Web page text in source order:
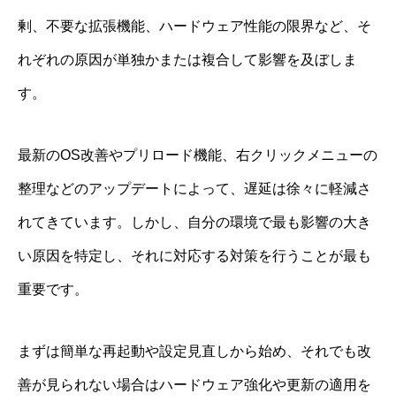
剰、不要な拡張機能、ハードウェア性能の限界など、そ
れぞれの原因が単独かまたは複合して影響を及ぼしま
す。
最新のOS改善やプリロード機能、右クリックメニューの
整理などのアップデートによって、遅延は徐々に軽減さ
れてきています。しかし、自分の環境で最も影響の大き
い原因を特定し、それに対応する対策を行うことが最も
重要です。
まずは簡単な再起動や設定見直しから始め、それでも改
善が見られない場合はハードウェア強化や更新の適用を